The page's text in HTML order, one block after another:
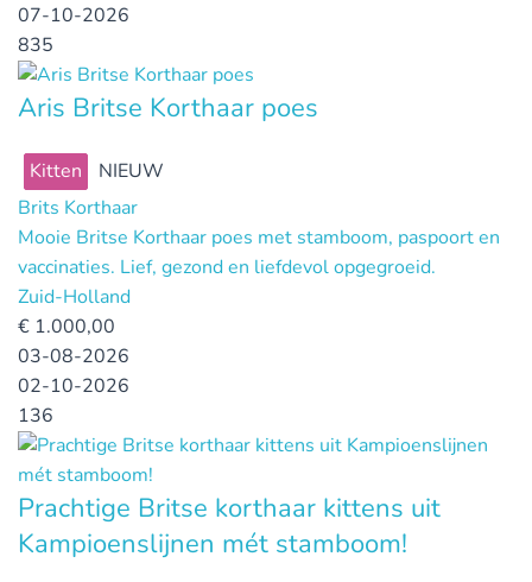
07-10-2026
835
Aris Britse Korthaar poes
Kitten
NIEUW
Brits Korthaar
Mooie Britse Korthaar poes met stamboom, paspoort en
vaccinaties. Lief, gezond en liefdevol opgegroeid.
Zuid-Holland
€ 1.000,00
03-08-2026
02-10-2026
136
Prachtige Britse korthaar kittens uit
Kampioenslijnen mét stamboom!